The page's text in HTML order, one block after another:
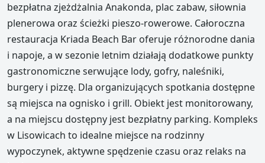
bezpłatna zjeżdżalnia Anakonda, plac zabaw, siłownia
plenerowa oraz ścieżki pieszo-rowerowe. Całoroczna
restauracja Kriada Beach Bar oferuje różnorodne dania
i napoje, a w sezonie letnim działają dodatkowe punkty
gastronomiczne serwujące lody, gofry, naleśniki,
burgery i pizzę. Dla organizujących spotkania dostępne
są miejsca na ognisko i grill. Obiekt jest monitorowany,
a na miejscu dostępny jest bezpłatny parking. Kompleks
w Lisowicach to idealne miejsce na rodzinny
wypoczynek, aktywne spędzenie czasu oraz relaks na